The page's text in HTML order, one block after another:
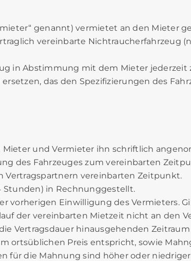
genannt) vermietet an den Mieter
vereinbarte Nichtraucherfahrzeug
in Abstimmung mit dem Mieter
das den Spezifizierungen des
Mieter und Vermieter ihn schriftlich
des Fahrzeuges zum vereinbarten
Vertragspartnern vereinbarten Zeitpunkt.
Stunden) in Rechnunggestellt.
vorherigen Einwilligung des Vermieters.
der vereinbarten Mietzeit nicht an den
Vertragsdauer hinausgehenden
ortsüblichen Preis entspricht, sowie
für die Mahnung sind höher oder